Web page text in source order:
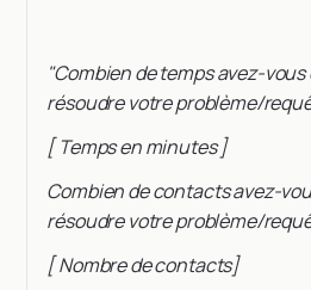
"Combien de temps avez-
résoudre votre problème/
[ Temps en minutes ]
Combien de contacts avez-
résoudre votre problème/
[ Nombre de contacts]